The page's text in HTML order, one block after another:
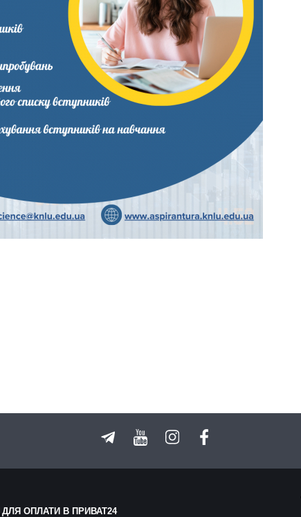
ДЛЯ ОПЛАТИ В ПРИВАТ24